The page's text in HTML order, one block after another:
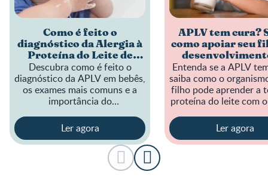
Como é feito o
diagnóstico da Alergia à
Proteína do Leite de
Vaca (APLV)?
Descubra como é feito o
diagnóstico da APLV em bebês,
os exames mais comuns e a
importância do
Ler agora
APLV tem cura?
como apoiar seu
tolerância
Entenda se a APLV
saiba como o
filho pode aprender a
proteína do leite com
Ler agora